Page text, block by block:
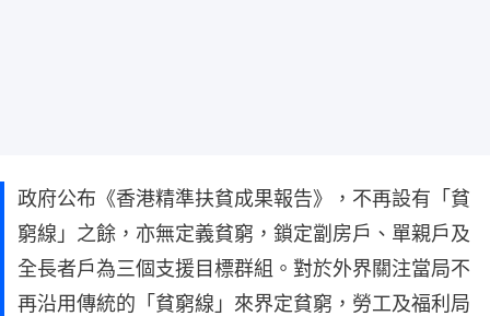
政府公布《香港精準扶貧成果報告》，不再設有「貧
窮線」之餘，亦無定義貧窮，鎖定劏房戶、單親戶及
全長者戶為三個支援目標群組。對於外界關注當局不
再沿用傳統的「貧窮線」來界定貧窮，勞工及福利局